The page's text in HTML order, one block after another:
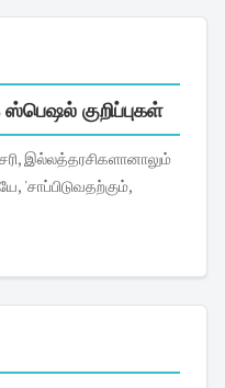
குறிப்புகள்